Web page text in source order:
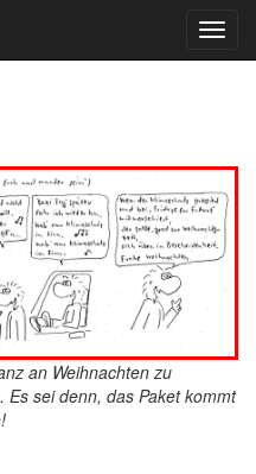
an Weihnachten zu
sei denn, das Paket kommt